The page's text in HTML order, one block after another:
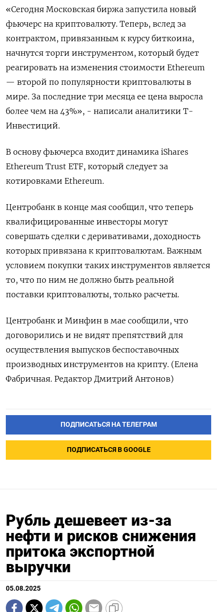
«Сегодня Московская биржа запустила новый
фьючерс на криптовалюту. Теперь, вслед за
контрактом, привязанным к курсу биткоина,
начнутся торги инструментом, который будет
реагировать на изменения стоимости Ethereum
— второй по популярности криптовалюты в
мире. За последние три месяца ее цена выросла
более чем на 43%», - написали аналитики Т-
Инвестиций.
В основу фьючерса входит динамика iShares
Ethereum Trust ETF, который следует за
котировками Ethereum.
Центробанк в конце мая сообщил, что теперь
квалифицированные инвесторы могут
совершать сделки с деривативами, доходность
которых привязана к криптовалютам. Важным
условием покупки таких инструментов является
то, что по ним не должно быть реальной
поставки криптовалюты, только расчеты.
Центробанк и Минфин в мае сообщили, что
договорились и не видят препятствий для
осуществления выпусков беспоставочных
производных инструментов на крипту. (Елена
Фабричная. Редактор Дмитрий Антонов)
ПОДПИСАТЬСЯ НА ТЕЛЕГРАМ
ПОДПИСАТЬСЯ В GOOGLE
Рубль дешевеет из-за
нефти и рисков снижения
притока экспортной
выручки
05.08.2025